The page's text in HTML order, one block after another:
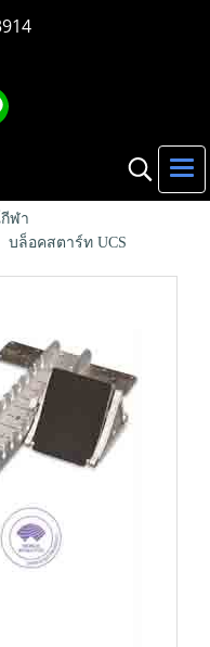
ฬา
บล็อคสตาร์ท UCS